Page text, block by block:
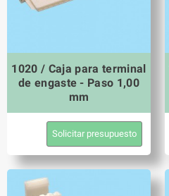
1020 / Caja para terminal
de engaste - Paso 1,00
mm
Solicitar presupuesto